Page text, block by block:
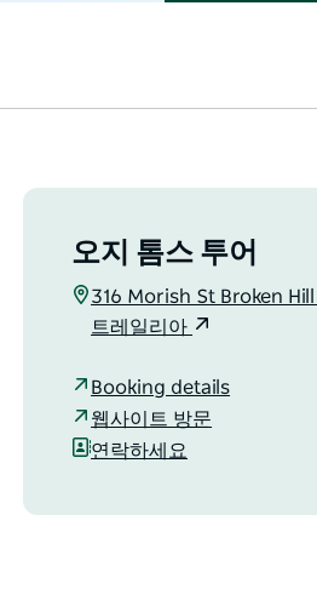
오지 톰스 투어
316 Morish St Broken
트레일리아
Booking details
웹사이트 방문
연락하세요